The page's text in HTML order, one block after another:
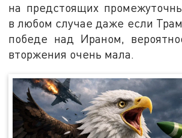
на предстоящих
в любом случае даже если
победе над Ираном,
вторжения очень мала.